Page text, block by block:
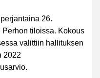
26.
tiloissa. Kokous
valittiin hallituksen
2022